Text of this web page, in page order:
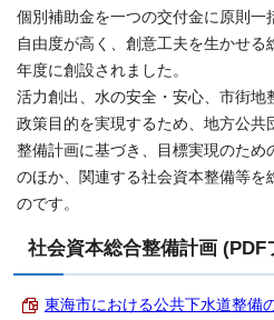
個別補助金を一つの交付金に原則一
自由度が高く、創意工夫を生かせ
年度に創設されました。
活力創出、水の安全・安心、市街地
政策目的を実現するため、地方公共
整備計画に基づき、目標実現のため
のほか、関連する社会資本整備等を
のです。
社会資本総合整備計画 (PDF
東海市における公共下水道整備